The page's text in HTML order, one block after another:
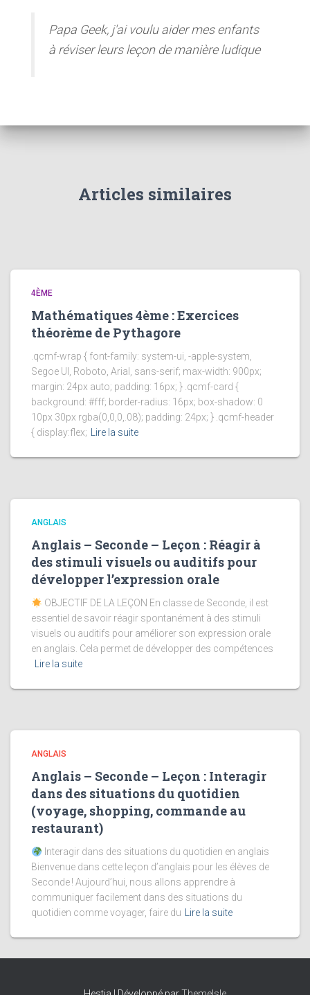
Papa Geek, j'ai voulu aider mes enfants
à réviser leurs leçon de manière ludique
Articles similaires
4ÈME
Mathématiques 4ème : Exercices
théorème de Pythagore
.qcmf-wrap { font-family: system-ui, -apple-system,
Segoe UI, Roboto, Arial, sans-serif; max-width: 900px;
margin: 24px auto; padding: 16px; } .qcmf-card {
background: #fff; border-radius: 16px; box-shadow: 0
10px 30px rgba(0,0,0,.08); padding: 24px; } .qcmf-header
{ display:flex; Lire la suite
ANGLAIS
Anglais – Seconde – Leçon : Réagir à
des stimuli visuels ou auditifs pour
développer l’expression orale
OBJECTIF DE LA LEÇON En classe de Seconde, il est
essentiel de savoir réagir spontanément à des stimuli
visuels ou auditifs pour améliorer son expression orale
en anglais. Cela permet de développer des compétences
Lire la suite
ANGLAIS
Anglais – Seconde – Leçon : Interagir
dans des situations du quotidien
(voyage, shopping, commande au
restaurant)
Interagir dans des situations du quotidien en anglais
Bienvenue dans cette leçon d’anglais pour les élèves de
Seconde ! Aujourd’hui, nous allons apprendre à
communiquer facilement dans des situations du
quotidien comme voyager, faire du Lire la suite